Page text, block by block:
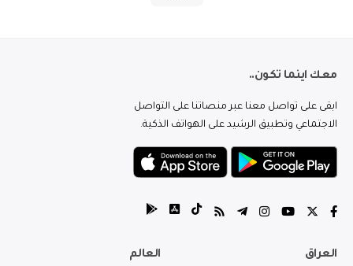
معك اينما تكون..
ابقى على تواصل معنا عبر منصاتنا على التواصل
الاجتماعي وتطبيق الرشيد على الهواتف الذكية.
العراق العالم